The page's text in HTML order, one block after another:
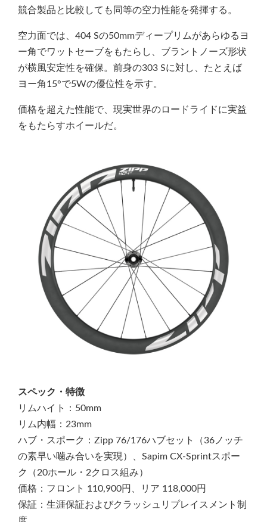
競合製品と比較しても同等の空力性能を発揮する。
空力面では、404 Sの50mmディープリムがあらゆるヨ
ー角でワットセーブをもたらし、ブラントノーズ形状
が横風安定性を確保。前身の303 Sに対し、たとえば
ヨー角15°で5Wの優位性を示す。
価格を超えた性能で、現実世界のロードライドに実益
をもたらすホイールだ。
スペック・特徴
リムハイト：50mm
リム内幅：23mm
ハブ・スポーク：Zipp 76/176ハブセット（36ノッチ
の素早い噛み合いを実現）、Sapim CX-Sprintスポー
ク（20ホール・2クロス組み）
価格：フロント 110,900円、リア 118,000円
保証：生涯保証およびクラッシュリプレイスメント制